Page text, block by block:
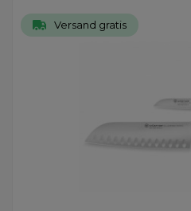
Versand gratis